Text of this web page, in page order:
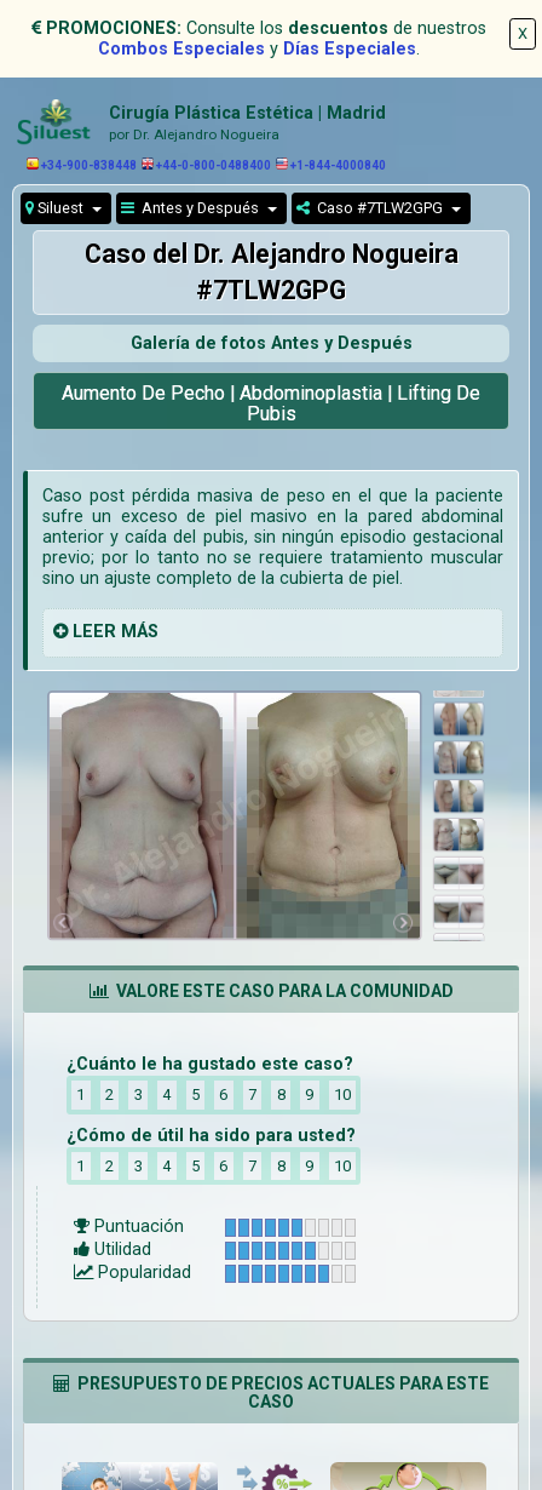
X
PROMOCIONES: Consulte los descuentos de nuestros
Combos Especiales y Días Especiales.
Cirugía Plástica Estética | Madrid
por Dr. Alejandro Nogueira
+34-900-838448 +44-0-800-0488400 +1-844-4000840
Siluest Antes y Después Caso #7TLW2GPG
Caso del Dr. Alejandro Nogueira
#7TLW2GPG
Galería de fotos Antes y Después
Aumento De Pecho | Abdominoplastia | Lifting De
Pubis
Caso post pérdida masiva de peso en el que la paciente
sufre un exceso de piel masivo en la pared abdominal
anterior y caída del pubis, sin ningún episodio gestacional
previo; por lo tanto no se requiere tratamiento muscular
sino un ajuste completo de la cubierta de piel.
LEER MÁS
VALORE ESTE CASO PARA LA COMUNIDAD
¿Cuánto le ha gustado este caso?
1 2 3 4 5 6 7 8 9 10
¿Cómo de útil ha sido para usted?
1 2 3 4 5 6 7 8 9 10
Puntuación
Utilidad
Popularidad
PRESUPUESTO DE PRECIOS ACTUALES PARA ESTE
CASO